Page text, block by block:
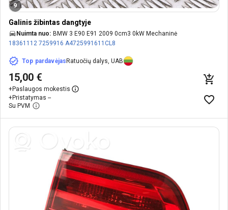
9
Galinis žibintas dangtyje
Nuimta nuo: BMW 3 E90 E91 2009 0cm3 0kW Mechaninė
18361112 7259916 A4725991611CL8
Top pardavėjasRatuočių dalys, UAB
15,00 €
+Paslaugos mokestis
+Pristatymas --
Su PVM